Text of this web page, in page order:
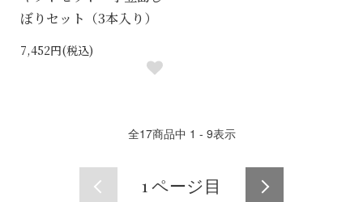
ぼりセット（3本入り）
7,452円(税込)
全17商品中 1 - 9表示
1 ページ目